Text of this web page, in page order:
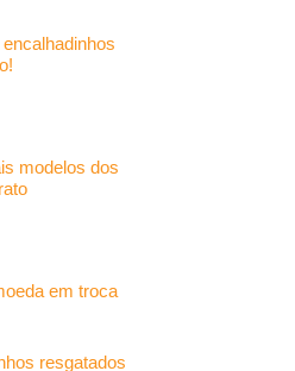
modelos dos
em troca
resgatados